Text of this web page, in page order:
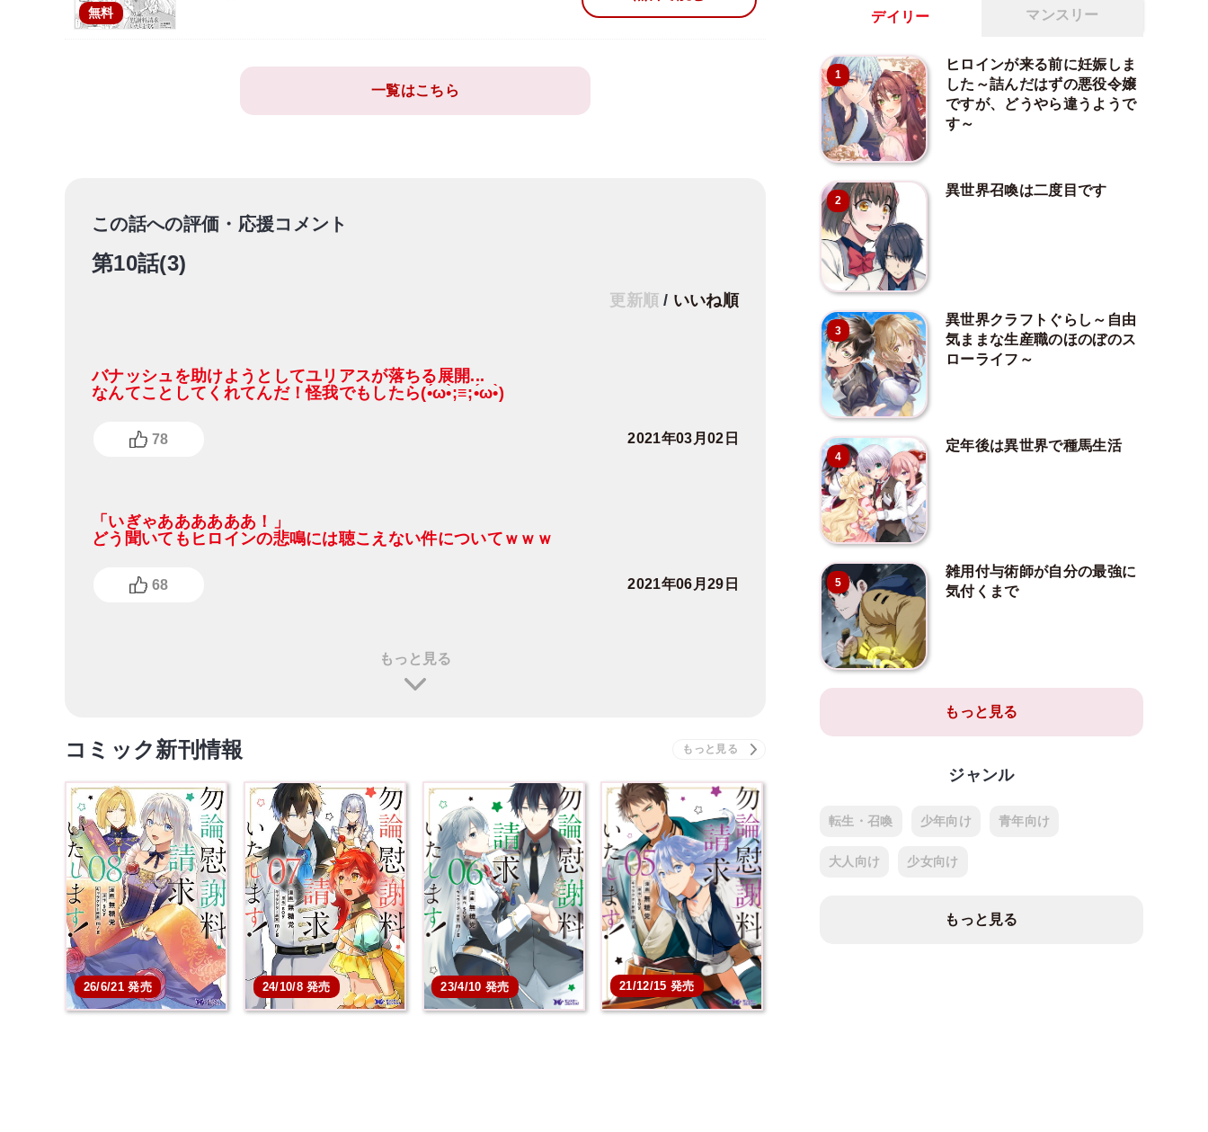
無料
一覧はこちら
この話への評価・応援コメント
第10話(3)
更新順 / いいね順
バナッシュを助けようとしてユリアスが落ちる展開...
なんてことしてくれてんだ！怪我でもしたら(•́ω•̀;≡;•́ω•̀)
78 2021年03月02日
「いぎゃああああああ！」
どう聞いてもヒロインの悲鳴には聴こえない件についてｗｗｗ
68 2021年06月29日
もっと見る
コミック新刊情報
26/6/21 発売 24/10/8 発売 23/4/10 発売 21/12/15 発売
デイリー マンスリー
1
ヒロインが来る前に妊娠しま
した～詰んだはずの悪役令嬢
ですが、どうやら違うようで
す～
2
異世界召喚は二度目です
3
異世界クラフトぐらし～自由
気ままな生産職のほのぼのス
ローライフ～
4
定年後は異世界で種馬生活
5
雑用付与術師が自分の最強に
気付くまで
もっと見る
ジャンル
転生・召喚 少年向け 青年向け
大人向け 少女向け
もっと見る